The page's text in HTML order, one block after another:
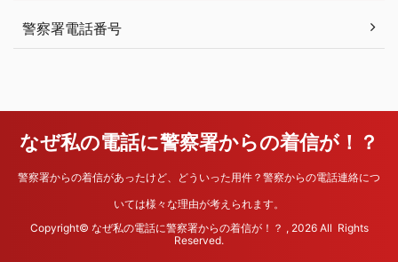
警察署電話番号
なぜ私の電話に警察署からの着信が！？
警察署からの着信があったけど、どういった用件？警察からの電話連絡につ
いては様々な理由が考えられます。
Copyright© なぜ私の電話に警察署からの着信が！？ , 2026 All Rights
Reserved.